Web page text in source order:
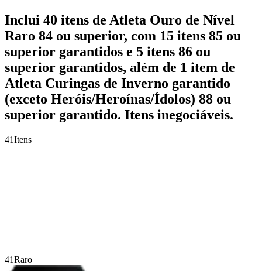
Inclui 40 itens de Atleta Ouro de Nível
Raro 84 ou superior, com 15 itens 85 ou
superior garantidos e 5 itens 86 ou
superior garantidos, além de 1 item de
Atleta Curingas de Inverno garantido
(exceto Heróis/Heroínas/Ídolos) 88 ou
superior garantido. Itens inegociáveis.
41Itens
41Raro